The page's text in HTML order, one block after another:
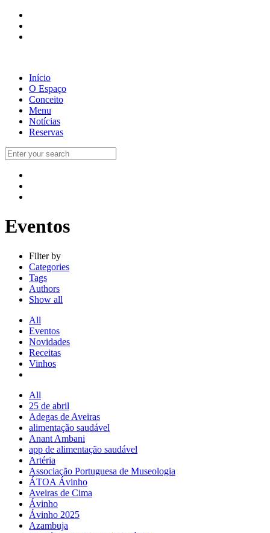
Início
O Espaço
Conceito
Menu
Notícias
Reservas
Eventos
Filter by
Categories
Tags
Authors
Show all
All
Eventos
Novidades
Receitas
Vinhos
All
25 de abril
Adegas de Aveiras
alimentação saudável
Anant Ambani
app de alimentação saudável
Artéria
Associação Portuguesa de Museologia
ÁTOA Ávinho
Aveiras de Cima
Ávinho
Ávinho 2025
Azambuja